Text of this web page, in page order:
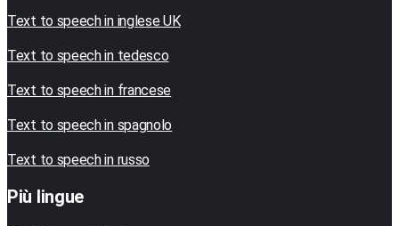
Text to speech in inglese UK
Text to speech in tedesco
Text to speech in francese
Text to speech in spagnolo
Text to speech in russo
Più lingue